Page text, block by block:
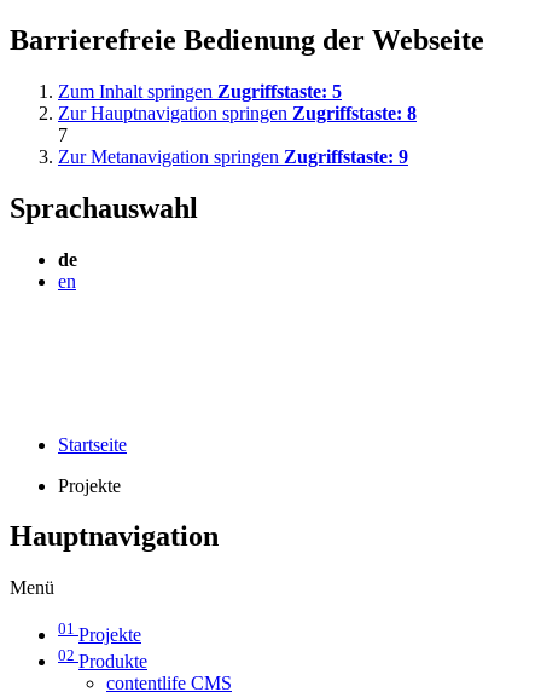
Barrierefreie Bedienung der Webseite
Zum Inhalt springen Zugriffstaste: 5
Zur Hauptnavigation springen Zugriffstaste: 8
7
Zur Metanavigation springen Zugriffstaste: 9
Sprachauswahl
de
en
Startseite
Projekte
Hauptnavigation
Menü
01 Projekte
02 Produkte
contentlife CMS